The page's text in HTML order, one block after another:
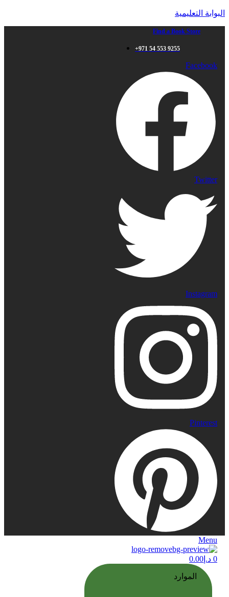
البوابة التعليمية
Find a Book Store
+971 54 553 9255
Facebook
Twitter
Instagram
Pinterest
Menu
0 د.إ 0.00
الموارد